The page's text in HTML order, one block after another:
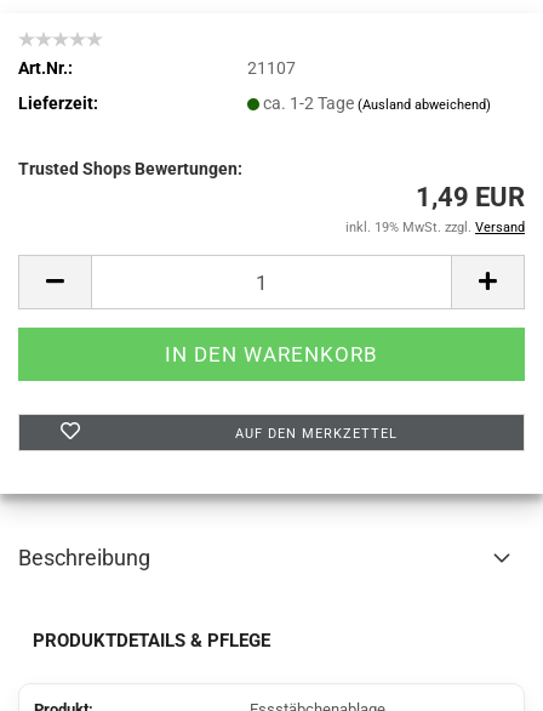
Art.Nr.:
21107
Lieferzeit:
ca. 1-2 Tage(Ausland abweichend)
Trusted Shops Bewertungen:
1,49 EUR
inkl. 19% MwSt. zzgl. Versand
AUF DEN MERKZETTEL
Beschreibung
PRODUKTDETAILS & PFLEGE